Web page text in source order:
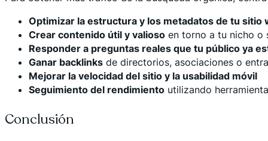
Optimizar la estructura y los metadatos de tu sitio
Crear contenido útil y valioso en torno a tu nicho o
Responder a preguntas reales que tu público ya
Ganar backlinks de directorios, asociaciones o
Mejorar la velocidad del sitio y la usabilidad móvil
Seguimiento del rendimiento utilizando
Conclusión